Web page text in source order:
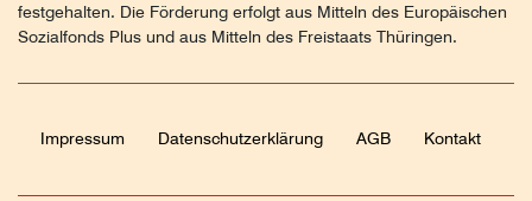
festgehalten. Die Förderung erfolgt aus Mitteln des Europäischen
Sozialfonds Plus und aus Mitteln des Freistaats Thüringen.
Impressum Daten­schutz­erklärung AGB Kontakt